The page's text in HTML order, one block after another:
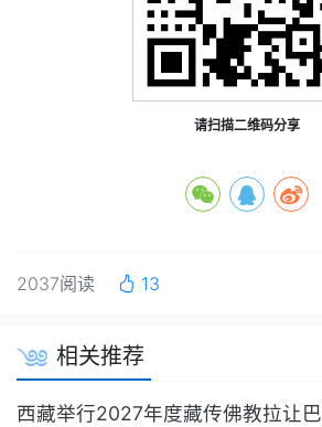
请扫描二维码分享
2037阅读 13
相关推荐
西藏举行2027年度藏传佛教拉让巴